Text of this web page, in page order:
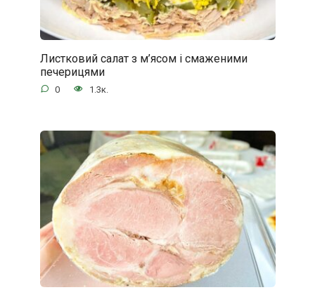
Листковий салат з м’ясом і смаженими
печерицями
0 1.3к.